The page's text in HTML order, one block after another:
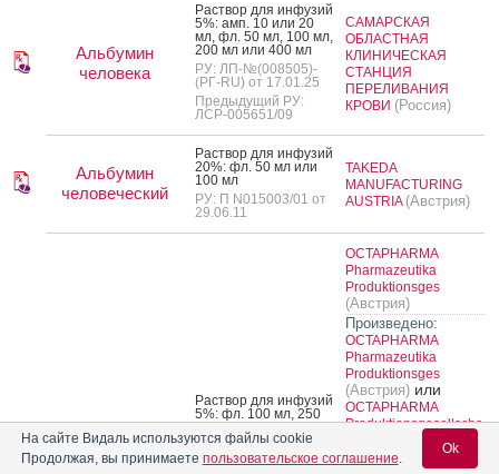
Альбумин
человека
Рас­твор для ин­фу­зий
5%: амп. 10 или 20
мл, фл. 50 мл, 100 мл,
200 мл или 400 мл
РУ: ЛП-№(008505)-
(РГ-RU) от 17.01.25
Предыдущий РУ:
ЛСР-005651/09
САМАРСКАЯ
ОБЛАСТНАЯ
КЛИНИЧЕСКАЯ
СТАНЦИЯ
ПЕРЕЛИВАНИЯ
КРОВИ (Россия)
Альбумин
человеческий
Рас­твор для ин­фу­зий
20%: фл. 50 мл или
100 мл
РУ: П N015003/01 от
29.06.11
TAKEDA
MANUFACTURING
AUSTRIA (Австрия)
Рас­твор для ин­фу­зий
5%: фл. 100 мл, 250
мл или 500 мл 1 шт.
РУ: ЛП-№(010404)-
(РГ-RU) от 02.06.25
OCTAPHARMA
Pharmazeutika
Produktionsges
(Австрия)
Произведено:
OCTAPHARMA
Pharmazeutika
Produktionsges
(Австрия) или
OCTAPHARMA
Produktionsgesellscha
(Германия)
На сайте Видаль используются файлы cookie
Продолжая, вы принимаете пользовательское соглашение.
Ok